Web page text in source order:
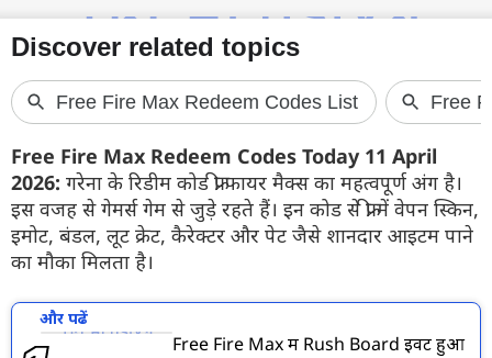
Free Fire Max Redeem Codes Today 11 April
2026: गरेना के रिडीम कोड फ्री फायर मैक्स का महत्वपूर्ण अंग है।
इस वजह से गेमर्स गेम से जुड़े रहते हैं। इन कोड से फ्री में वेपन स्किन,
इमोट, बंडल, लूट क्रेट, कैरेक्टर और पेट जैसे शानदार आइटम पाने
का मौका मिलता है।
और पढें
Free Fire Max में Rush Board इवेंट हुआ